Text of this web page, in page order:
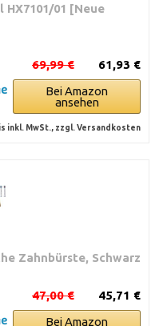
HX7101/01 [Neue
61,93 €
69,99 €
Bei Amazon
ansehen
inkl. MwSt., zzgl. Versandkosten
Zahnbürste, Schwarz
45,71 €
47,00 €
Bei Amazon